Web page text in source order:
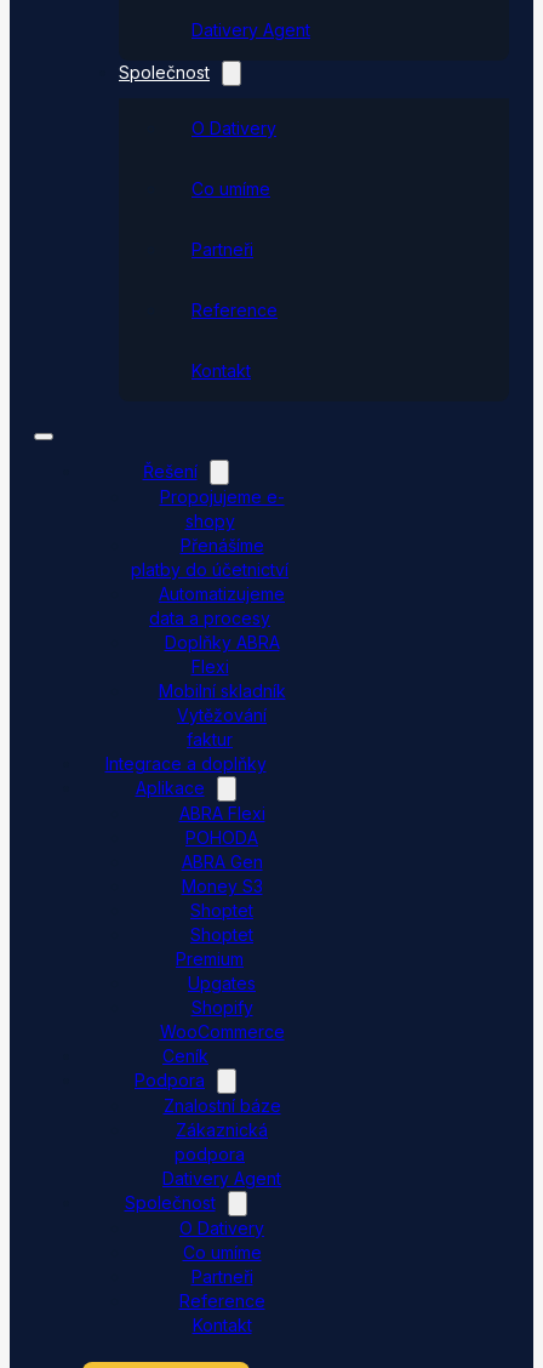
Dativery Agent
Společnost
O Dativery
Co umíme
Partneři
Reference
Kontakt
Řešení
Propojujeme e-
shopy
Přenášíme
platby do účetnictví
Automatizujeme
data a procesy
Doplňky ABRA
Flexi
Mobilní skladník
Vytěžování
faktur
Integrace a doplňky
Aplikace
ABRA Flexi
POHODA
ABRA Gen
Money S3
Shoptet
Shoptet
Premium
Upgates
Shopify
WooCommerce
Ceník
Podpora
Znalostní báze
Zákaznická
podpora
Dativery Agent
Společnost
O Dativery
Co umíme
Partneři
Reference
Kontakt